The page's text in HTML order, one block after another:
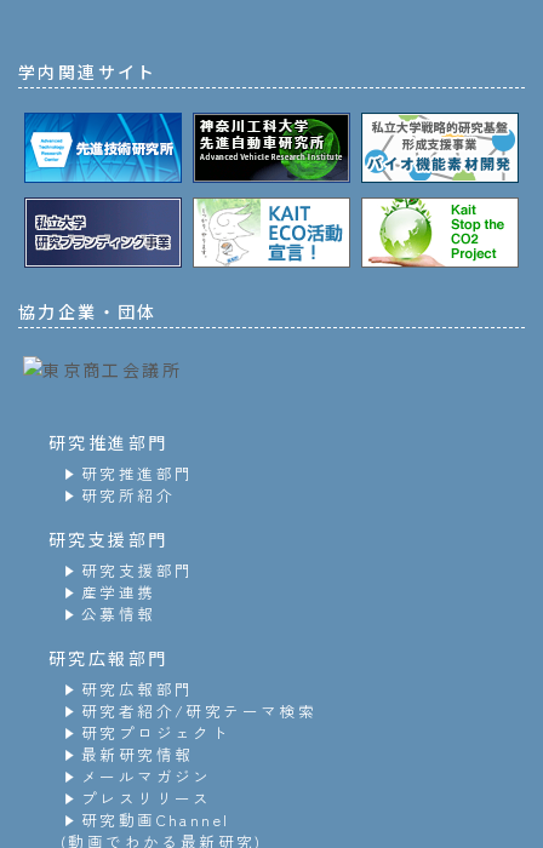
学内関連サイト
協力企業・団体
研究推進部門
研究推進部門
研究所紹介
研究支援部門
研究支援部門
産学連携
公募情報
研究広報部門
研究広報部門
研究者紹介/研究テーマ検索
研究プロジェクト
最新研究情報
メールマガジン
プレスリリース
研究動画Channel
(動画でわかる最新研究)